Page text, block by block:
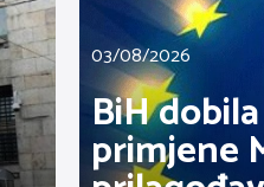
03/08/2026
BiH
primjene